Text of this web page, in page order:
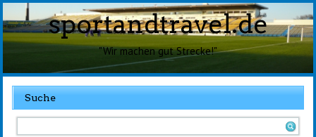
sportandtravel.de
"Wir machen gut Strecke!"
Suche